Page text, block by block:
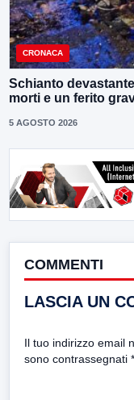
CRONACA
Schianto
morti e un ferito
5 AGOSTO 2026
COMMENTI
LASCIA UN
Il tuo indirizzo email
sono contrassegnati *